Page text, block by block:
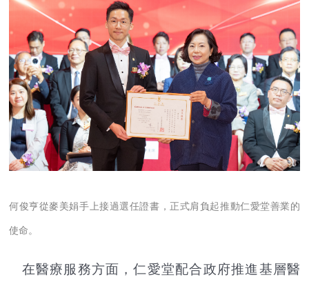
何俊亨從麥美娟手上接過選任證書，正式肩負起推動仁愛堂善業的
使命。
在醫療服務方面，仁愛堂配合政府推進基層醫